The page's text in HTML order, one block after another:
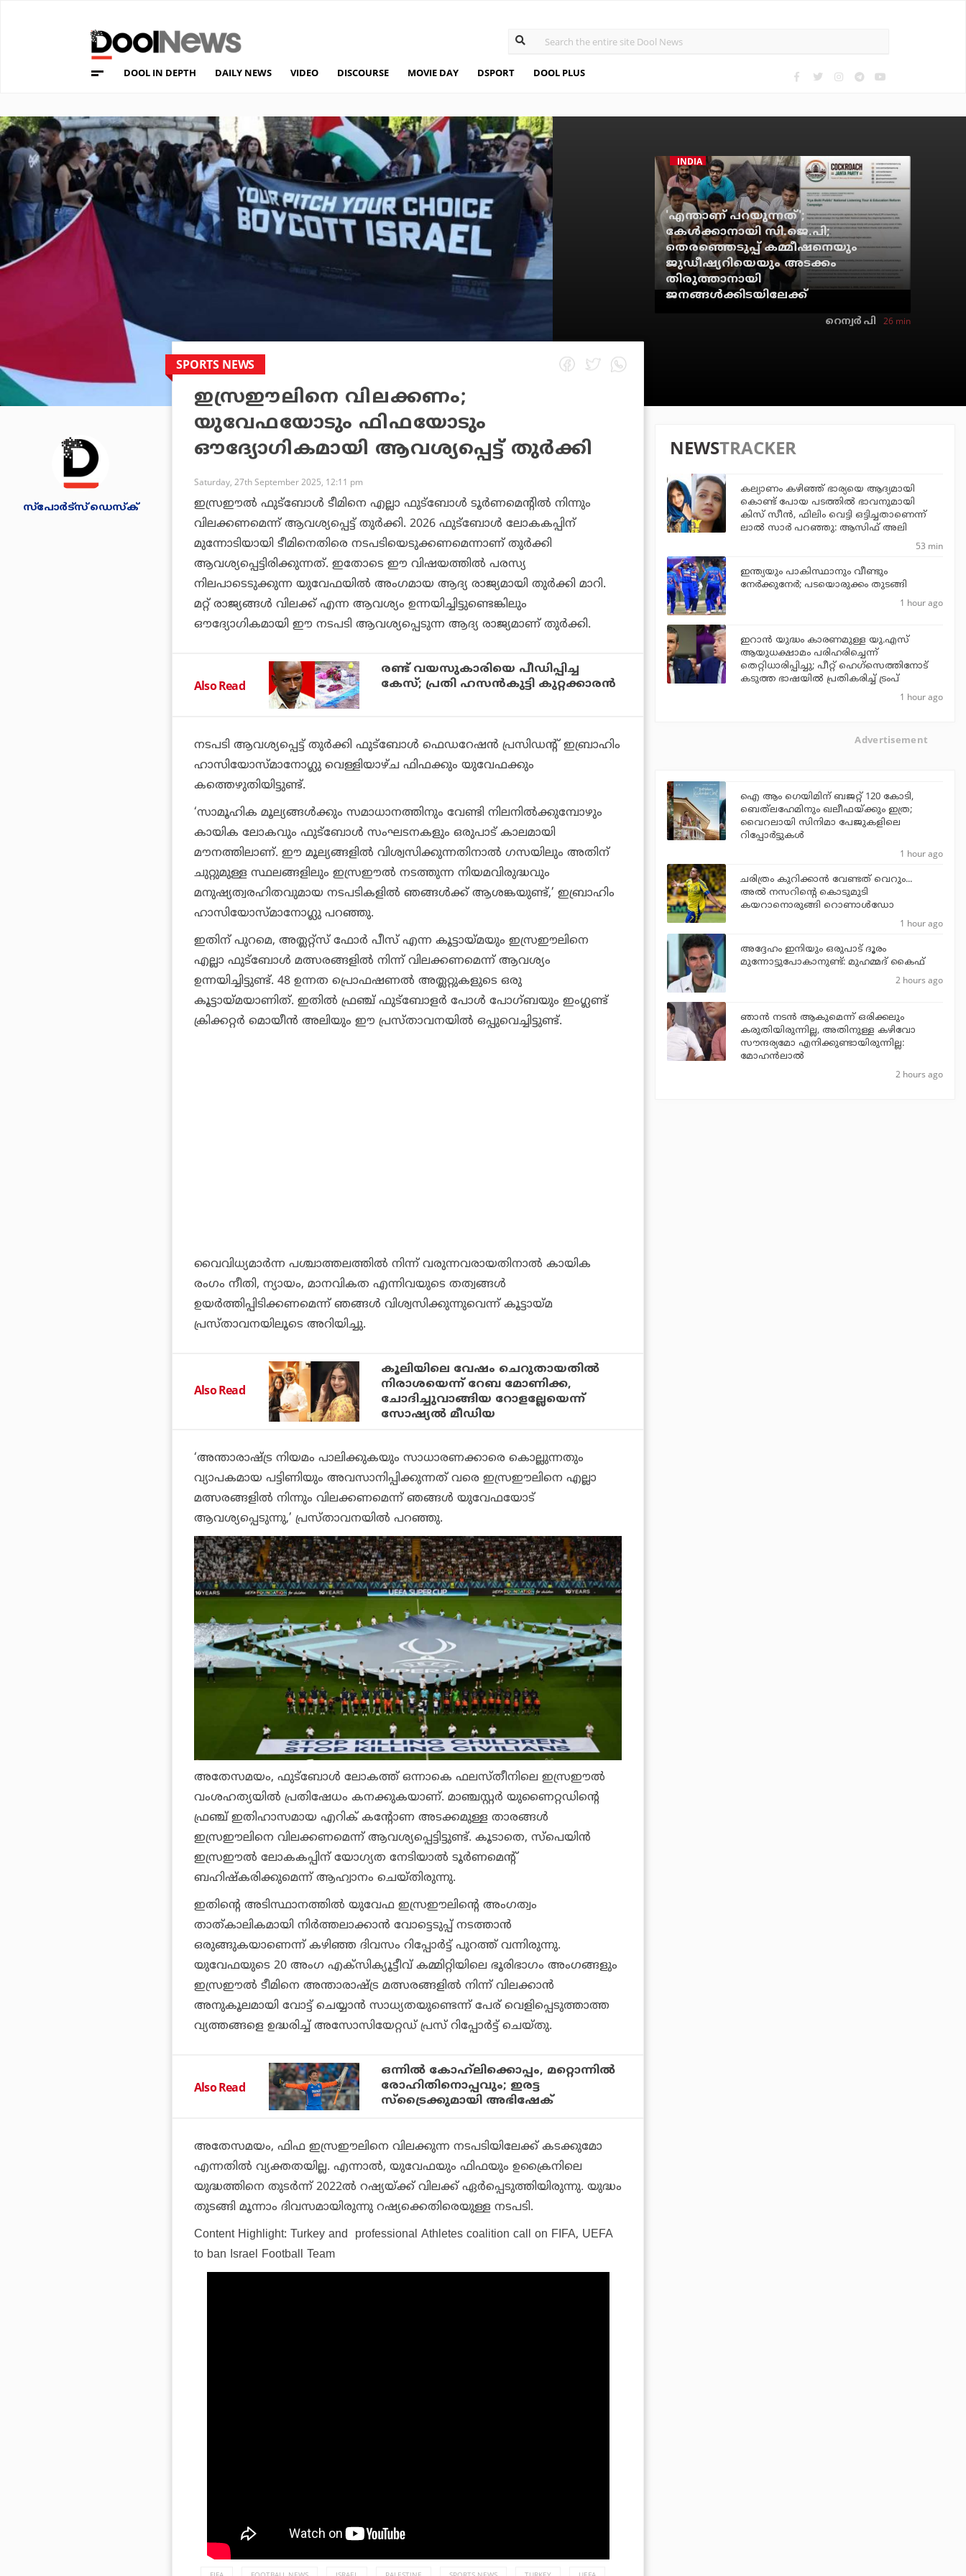
DOOL IN DEPTH DAILY NEWS VIDEO DISCOURSE MOVIE DAY DSPORT DOOL PLUS
INDIA
'എന്താണ് പറയുന്നത്';
കേള്‍ക്കാനായി സി.ജെ.പി;
തെരഞ്ഞെടുപ്പ് കമ്മീഷനെയും
ജുഡീഷ്യറിയെയും അടക്കം
തിരുത്താനായി
ജനങ്ങള്‍ക്കിടയിലേക്ക്
റെന്വര്‍ പി 26 min
സ്പോര്‍ട്സ് ഡെസ്‌ക്
SPORTS NEWS
ഇസ്രഈലിനെ വിലക്കണം;
യുവേഫയോടും ഫിഫയോടും
ഔദ്യോഗികമായി ആവശ്യപ്പെട്ട് തുര്‍ക്കി
Saturday, 27th September 2025, 12:11 pm
ഇസ്രഈല്‍ ഫുട്‌ബോള്‍ ടീമിനെ എല്ലാ ഫുട്‌ബോള്‍ ടൂര്‍ണമെന്റില്‍ നിന്നും
വിലക്കണമെന്ന് ആവശ്യപ്പെട്ട് തുര്‍ക്കി. 2026 ഫുട്‌ബോള്‍ ലോകകപ്പിന്
മുന്നോടിയായി ടീമിനെതിരെ നടപടിയെടുക്കണമെന്നാണ് തുര്‍ക്കി
ആവശ്യപ്പെട്ടിരിക്കുന്നത്. ഇതോടെ ഈ വിഷയത്തില്‍ പരസ്യ
നിലപാടെടുക്കുന്ന യുവേഫയില്‍ അംഗമായ ആദ്യ രാജ്യമായി തുര്‍ക്കി മാറി.
മറ്റ് രാജ്യങ്ങള്‍ വിലക്ക് എന്ന ആവശ്യം ഉന്നയിച്ചിട്ടുണ്ടെങ്കിലും
ഔദ്യോഗികമായി ഈ നടപടി ആവശ്യപ്പെടുന്ന ആദ്യ രാജ്യമാണ് തുര്‍ക്കി.
Also Read
രണ്ട് വയസുകാരിയെ പീഡിപ്പിച്ച
കേസ്; പ്രതി ഹസന്‍കുട്ടി കുറ്റക്കാരന്‍
നടപടി ആവശ്യപ്പെട്ട് തുര്‍ക്കി ഫുട്‌ബോള്‍ ഫെഡറേഷന്‍ പ്രസിഡന്റ് ഇബ്രാഹിം
ഹാസിയോസ്മാനോഗ്ലു വെള്ളിയാഴ്ച ഫിഫക്കും യുവേഫക്കും
കത്തെഴുതിയിട്ടുണ്ട്.
‘സാമൂഹിക മൂല്യങ്ങള്‍ക്കും സമാധാനത്തിനും വേണ്ടി നിലനില്‍ക്കുമ്പോഴും
കായിക ലോകവും ഫുട്‌ബോള്‍ സംഘടനകളും ഒരുപാട് കാലമായി
മൗനത്തിലാണ്. ഈ മൂല്യങ്ങളില്‍ വിശ്വസിക്കുന്നതിനാല്‍ ഗസയിലും അതിന്
ചുറ്റുമുള്ള സ്ഥലങ്ങളിലും ഇസ്രഈല്‍ നടത്തുന്ന നിയമവിരുദ്ധവും
മനുഷ്യത്വരഹിതവുമായ നടപടികളില്‍ ഞങ്ങള്‍ക്ക് ആശങ്കയുണ്ട്,’ ഇബ്രാഹിം
ഹാസിയോസ്മാനോഗ്ലു പറഞ്ഞു.
ഇതിന് പുറമെ, അത്ലറ്റ്‌സ് ഫോര്‍ പീസ് എന്ന കൂട്ടായ്മയും ഇസ്രഈലിനെ
എല്ലാ ഫുട്‌ബോള്‍ മത്സരങ്ങളില്‍ നിന്ന് വിലക്കണമെന്ന് ആവശ്യം
ഉന്നയിച്ചിട്ടുണ്ട്. 48 ഉന്നത പ്രൊഫഷണല്‍ അത്ലറ്റുകളുടെ ഒരു
കൂട്ടായ്മയാണിത്. ഇതില്‍ ഫ്രഞ്ച് ഫുട്‌ബോളര്‍ പോള്‍ പോഗ്ബയും ഇംഗ്ലണ്ട്
ക്രിക്കറ്റര്‍ മൊയീന്‍ അലിയും ഈ പ്രസ്താവനയില്‍ ഒപ്പുവെച്ചിട്ടുണ്ട്.
വൈവിധ്യമാര്‍ന്ന പശ്ചാത്തലത്തില്‍ നിന്ന് വരുന്നവരായതിനാല്‍ കായിക
രംഗം നീതി, ന്യായം, മാനവികത എന്നിവയുടെ തത്വങ്ങള്‍
ഉയര്‍ത്തിപ്പിടിക്കണമെന്ന് ഞങ്ങള്‍ വിശ്വസിക്കുന്നുവെന്ന് കൂട്ടായ്മ
പ്രസ്താവനയിലൂടെ അറിയിച്ചു.
Also Read
കൂലിയിലെ വേഷം ചെറുതായതില്‍
നിരാശയെന്ന് റേബ മോണിക്ക,
ചോദിച്ചുവാങ്ങിയ റോളല്ലേയെന്ന്
സോഷ്യല്‍ മീഡിയ
‘അന്താരാഷ്ട്ര നിയമം പാലിക്കുകയും സാധാരണക്കാരെ കൊല്ലുന്നതും
വ്യാപകമായ പട്ടിണിയും അവസാനിപ്പിക്കുന്നത് വരെ ഇസ്രഈലിനെ എല്ലാ
മത്സരങ്ങളില്‍ നിന്നും വിലക്കണമെന്ന് ഞങ്ങള്‍ യുവേഫയോട്
ആവശ്യപ്പെടുന്നു,’ പ്രസ്താവനയില്‍ പറഞ്ഞു.
അതേസമയം, ഫുട്‌ബോള്‍ ലോകത്ത് ഒന്നാകെ ഫലസ്തീനിലെ ഇസ്രഈല്‍
വംശഹത്യയില്‍ പ്രതിഷേധം കനക്കുകയാണ്. മാഞ്ചസ്റ്റര്‍ യുണൈറ്റഡിന്റെ
ഫ്രഞ്ച് ഇതിഹാസമായ എറിക് കന്റോണ അടക്കമുള്ള താരങ്ങള്‍
ഇസ്രഈലിനെ വിലക്കണമെന്ന് ആവശ്യപ്പെട്ടിട്ടുണ്ട്. കൂടാതെ, സ്‌പെയിന്‍
ഇസ്രഈല്‍ ലോകകപ്പിന് യോഗ്യത നേടിയാല്‍ ടൂര്‍ണമെന്റ്
ബഹിഷ്‌കരിക്കുമെന്ന് ആഹ്വാനം ചെയ്തിരുന്നു.
ഇതിന്റെ അടിസ്ഥാനത്തില്‍ യുവേഫ ഇസ്രഈലിന്റെ അംഗത്വം
താത്കാലികമായി നിര്‍ത്തലാക്കാന്‍ വോട്ടെടുപ്പ് നടത്താന്‍
ഒരുങ്ങുകയാണെന്ന് കഴിഞ്ഞ ദിവസം റിപ്പോര്‍ട്ട് പുറത്ത് വന്നിരുന്നു.
യുവേഫയുടെ 20 അംഗ എക്‌സിക്യൂട്ടീവ് കമ്മിറ്റിയിലെ ഭൂരിഭാഗം അംഗങ്ങളും
ഇസ്രഈല്‍ ടീമിനെ അന്താരാഷ്ട്ര മത്സരങ്ങളില്‍ നിന്ന് വിലക്കാന്‍
അനുകൂലമായി വോട്ട് ചെയ്യാന്‍ സാധ്യതയുണ്ടെന്ന് പേര് വെളിപ്പെടുത്താത്ത
വ്യത്തങ്ങളെ ഉദ്ധരിച്ച് അസോസിയേറ്റഡ് പ്രസ് റിപ്പോര്‍ട്ട് ചെയ്തു.
Also Read
ഒന്നില്‍ കോഹ്‌ലിക്കൊപ്പം, മറ്റൊന്നില്‍
രോഹിതിനൊപ്പവും; ഇരട്ട
സ്‌ട്രൈക്കുമായി അഭിഷേക്
അതേസമയം, ഫിഫ ഇസ്രഈലിനെ വിലക്കുന്ന നടപടിയിലേക്ക് കടക്കുമോ
എന്നതില്‍ വ്യക്തതയില്ല. എന്നാല്‍, യുവേഫയും ഫിഫയും ഉക്രൈനിലെ
യുദ്ധത്തിനെ തുടര്‍ന്ന് 2022ല്‍ റഷ്യയ്ക്ക് വിലക്ക് ഏര്‍പ്പെടുത്തിയിരുന്നു. യുദ്ധം
തുടങ്ങി മൂന്നാം ദിവസമായിരുന്നു റഷ്യക്കെതിരെയുള്ള നടപടി.
Content Highlight: Turkey and professional Athletes coalition call on FIFA, UEFA
to ban Israel Football Team
NEWSTRACKER
കല്യാണം കഴിഞ്ഞ് ഭാര്യയെ ആദ്യമായി
കൊണ്ട് പോയ പടത്തില്‍ ഭാവനുമായി
കിസ് സീന്‍, ഫിലിം വെട്ടി ഒട്ടിച്ചതാണെന്ന്
ലാല്‍ സാര്‍ പറഞ്ഞു: ആസിഫ് അലി
53 min
ഇന്ത്യയും പാകിസ്ഥാനും വീണ്ടും
നേര്‍ക്കുനേര്‍; പടയൊരുക്കം തുടങ്ങി
1 hour ago
ഇറാന്‍ യുദ്ധം കാരണമുള്ള യു.എസ്
ആയുധക്ഷാമം പരിഹരിച്ചെന്ന്
തെറ്റിധാരിപ്പിച്ചു; പീറ്റ് ഹെഗ്‌സെത്തിനോട്
കടുത്ത ഭാഷയില്‍ പ്രതികരിച്ച് ട്രംപ്
1 hour ago
Advertisement
ഐ ആം ഗെയിമിന് ബജറ്റ് 120 കോടി,
ബെത്‌ലഹേമിനും ഖലീഫയ്ക്കും ഇത്ര;
വൈറലായി സിനിമാ പേജുകളിലെ
റിപ്പോര്‍ട്ടുകള്‍
1 hour ago
ചരിത്രം കുറിക്കാന്‍ വേണ്ടത് വെറും...
അല്‍ നസറിന്റെ കൊടുമുടി
കയറാനൊരുങ്ങി റൊണാള്‍ഡോ
1 hour ago
അദ്ദേഹം ഇനിയും ഒരുപാട് ദൂരം
മുന്നോട്ടുപോകാനുണ്ട്: മുഹമ്മദ് കൈഫ്
2 hours ago
ഞാൻ നടൻ ആകുമെന്ന് ഒരിക്കലും
കരുതിയിരുന്നില്ല, അതിനുള്ള കഴിവോ
സൗന്ദര്യമോ എനിക്കുണ്ടായിരുന്നില്ല:
മോഹൻലാൽ
2 hours ago